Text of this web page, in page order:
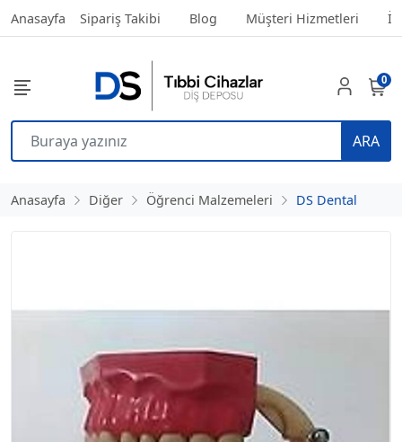
Anasayfa Sipariş Takibi Blog Müşteri Hizmetleri
ARA
0
Anasayfa Diğer Öğrenci Malzemeleri DS Dental